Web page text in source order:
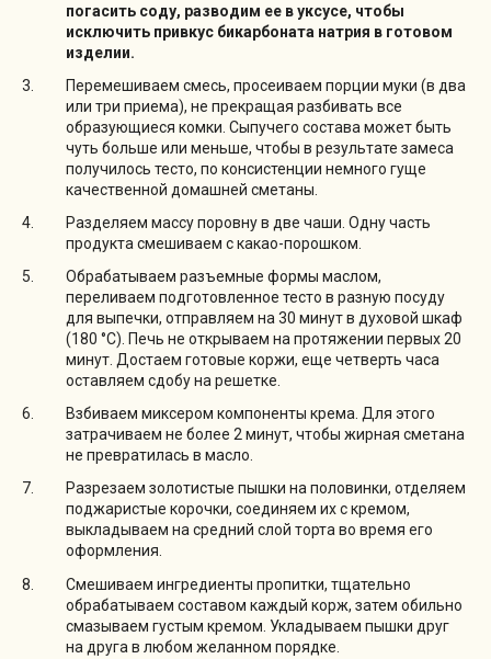
погасить соду, разводим ее в уксусе, чтобы
исключить привкус бикарбоната натрия в готовом
изделии.
Перемешиваем смесь, просеиваем порции муки (в два
или три приема), не прекращая разбивать все
образующиеся комки. Сыпучего состава может быть
чуть больше или меньше, чтобы в результате замеса
получилось тесто, по консистенции немного гуще
качественной домашней сметаны.
Разделяем массу поровну в две чаши. Одну часть
продукта смешиваем с какао-порошком.
Обрабатываем разъемные формы маслом,
переливаем подготовленное тесто в разную посуду
для выпечки, отправляем на 30 минут в духовой шкаф
(180 °C). Печь не открываем на протяжении первых 20
минут. Достаем готовые коржи, еще четверть часа
оставляем сдобу на решетке.
Взбиваем миксером компоненты крема. Для этого
затрачиваем не более 2 минут, чтобы жирная сметана
не превратилась в масло.
Разрезаем золотистые пышки на половинки, отделяем
поджаристые корочки, соединяем их с кремом,
выкладываем на средний слой торта во время его
оформления.
Смешиваем ингредиенты пропитки, тщательно
обрабатываем составом каждый корж, затем обильно
смазываем густым кремом. Укладываем пышки друг
на друга в любом желанном порядке.